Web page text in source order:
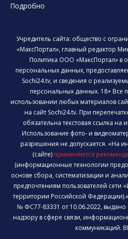
Подробно
Учредитель сайта: общество с
«МаксПортал», главный редактор
Политика ООО «МаксПортал» в
персональных данных,
Sochi24.tv, и сведения о
персональных данных. 18+ Все
использовании любых материалов
на сайт Sochi24.tv. При
обязательна текстовая ссылка на
Использование фото- и
разрешения не допускается. «На
(сайте) применяются
(информационные технологии
основе сбора, систематизации и
предпочтениям пользователей сети
территории Российской
№ ФС77-83331 от 10.06.2022,
надзору в сфере связи,
коммуникаций.